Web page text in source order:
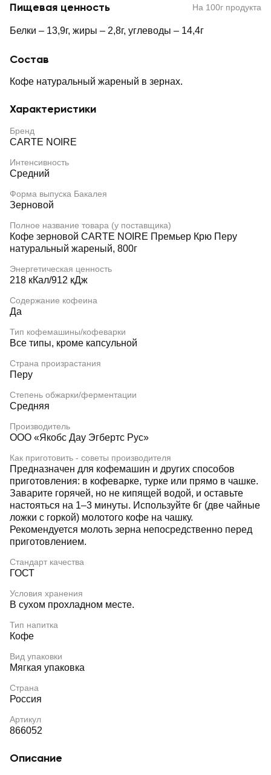
Пищевая ценность На 100г продукта
Белки – 13,9г, жиры – 2,8г, углеводы – 14,4г
Состав
Кофе натуральный жареный в зернах.
Характеристики
Бренд
CARTE NOIRE
Интенсивность
Средний
Форма выпуска Бакалея
Зерновой
Полное название товара (у поставщика)
Кофе зерновой CARTE NOIRE Премьер Крю Перу
натуральный жареный, 800г
Энергетическая ценность
218 кКал/912 кДж
Содержание кофеина
Да
Тип кофемашины/кофеварки
Все типы, кроме капсульной
Страна произрастания
Перу
Степень обжарки/ферментации
Средняя
Производитель
ООО «Якобс Дау Эгбертс Рус»
Как приготовить - советы производителя
Предназначен для кофемашин и других способов
приготовления: в кофеварке, турке или прямо в чашке.
Заварите горячей, но не кипящей водой, и оставьте
настояться на 1–3 минуты. Используйте 6г (две чайные
ложки с горкой) молотого кофе на чашку.
Рекомендуется молоть зерна непосредственно перед
приготовлением.
Стандарт качества
ГОСТ
Условия хранения
В сухом прохладном месте.
Тип напитка
Кофе
Вид упаковки
Мягкая упаковка
Страна
Россия
Артикул
866052
Описание